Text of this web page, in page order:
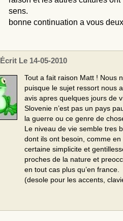
sens.
bonne continuation a vous
Écrit Le 14-05-2010
Tout a fait raison Matt ! Nous
puisque le sujet ressort nous
avis apres quelques jours de
Slovenie n’est pas un pays
la guerre ou ce genre de
Le niveau de vie semble tres
dont ils ont besoin, comme
certaine simplicite et
proches de la nature et
en tout cas plus qu’en france.
(desole pour les accents,